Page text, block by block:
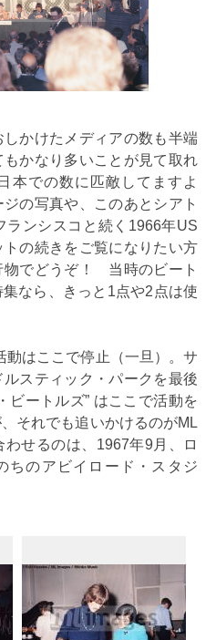
かけたメディアの数も半端
かなり多いことが見て取れ
本での数に匹敵してますよ
の写真や、このあとシアト
ランシスコと続く1966年US
の続きをご覧になりたい方
でどうぞ！ 当時のビート
なら、きっと1点や2点は使
はここで停止（一旦）。サ
スティック・パークを最後
ビートルズ” はここで活動を
それでも追いかけるのがML
せるのは、1967年9月、ロ
ちのアビイロード・スタジ